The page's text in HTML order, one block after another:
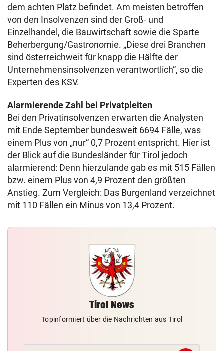
dem achten Platz befindet. Am meisten betroffen
von den Insolvenzen sind der Groß- und
Einzelhandel, die Bauwirtschaft sowie die Sparte
Beherbergung/Gastronomie. „Diese drei Branchen
sind österreichweit für knapp die Hälfte der
Unternehmensinsolvenzen verantwortlich“, so die
Experten des KSV.
Alarmierende Zahl bei Privatpleiten
Bei den Privatinsolvenzen erwarten die Analysten
mit Ende September bundesweit 6694 Fälle, was
einem Plus von „nur“ 0,7 Prozent entspricht. Hier ist
der Blick auf die Bundesländer für Tirol jedoch
alarmierend: Denn hierzulande gab es mit 515 Fällen
bzw. einem Plus von 4,9 Prozent den größten
Anstieg. Zum Vergleich: Das Burgenland verzeichnet
mit 110 Fällen ein Minus von 13,4 Prozent.
Tirol News
Topinformiert über die Nachrichten aus Tirol